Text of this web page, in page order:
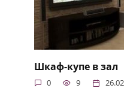
Шкаф-купе в зал
0 9